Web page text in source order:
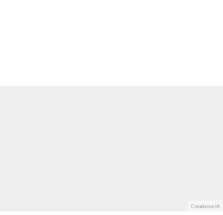
Creada con IA